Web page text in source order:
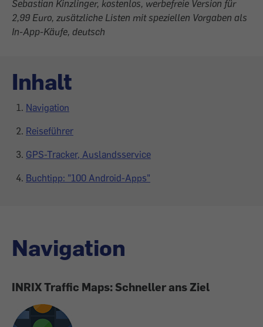
Sebastian Kinzlinger, kostenlos, werbefreie Version für
2,99 Euro, zusätzliche Listen mit speziellen Vorgaben als
In-App-Käufe, deutsch
Inhalt
Navigation
Reiseführer
GPS-Tracker, Auslandsservice
Buchtipp: "100 Android-Apps"
Navigation
INRIX Traffic Maps: Schneller ans Ziel